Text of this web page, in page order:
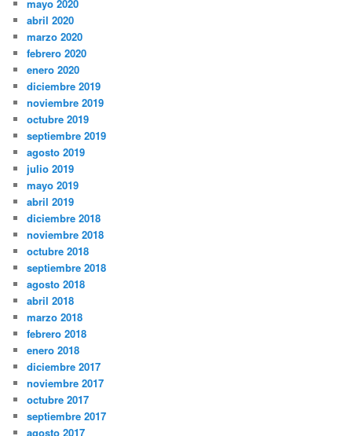
mayo 2020
abril 2020
marzo 2020
febrero 2020
enero 2020
diciembre 2019
noviembre 2019
octubre 2019
septiembre 2019
agosto 2019
julio 2019
mayo 2019
abril 2019
diciembre 2018
noviembre 2018
octubre 2018
septiembre 2018
agosto 2018
abril 2018
marzo 2018
febrero 2018
enero 2018
diciembre 2017
noviembre 2017
octubre 2017
septiembre 2017
agosto 2017